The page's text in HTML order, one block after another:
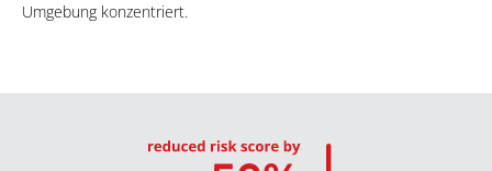
Umgebung konzentriert.